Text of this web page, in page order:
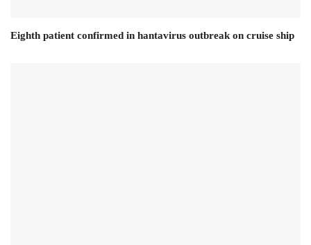
Eighth patient confirmed in hantavirus outbreak on cruise ship